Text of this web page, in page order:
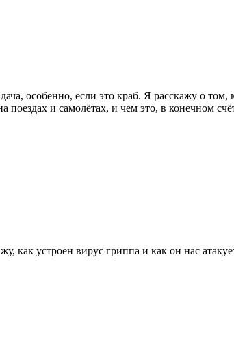
особенно, если это краб. Я расскажу о
и самолётах, и чем это, в конечном
как устроен вирус гриппа и как он нас